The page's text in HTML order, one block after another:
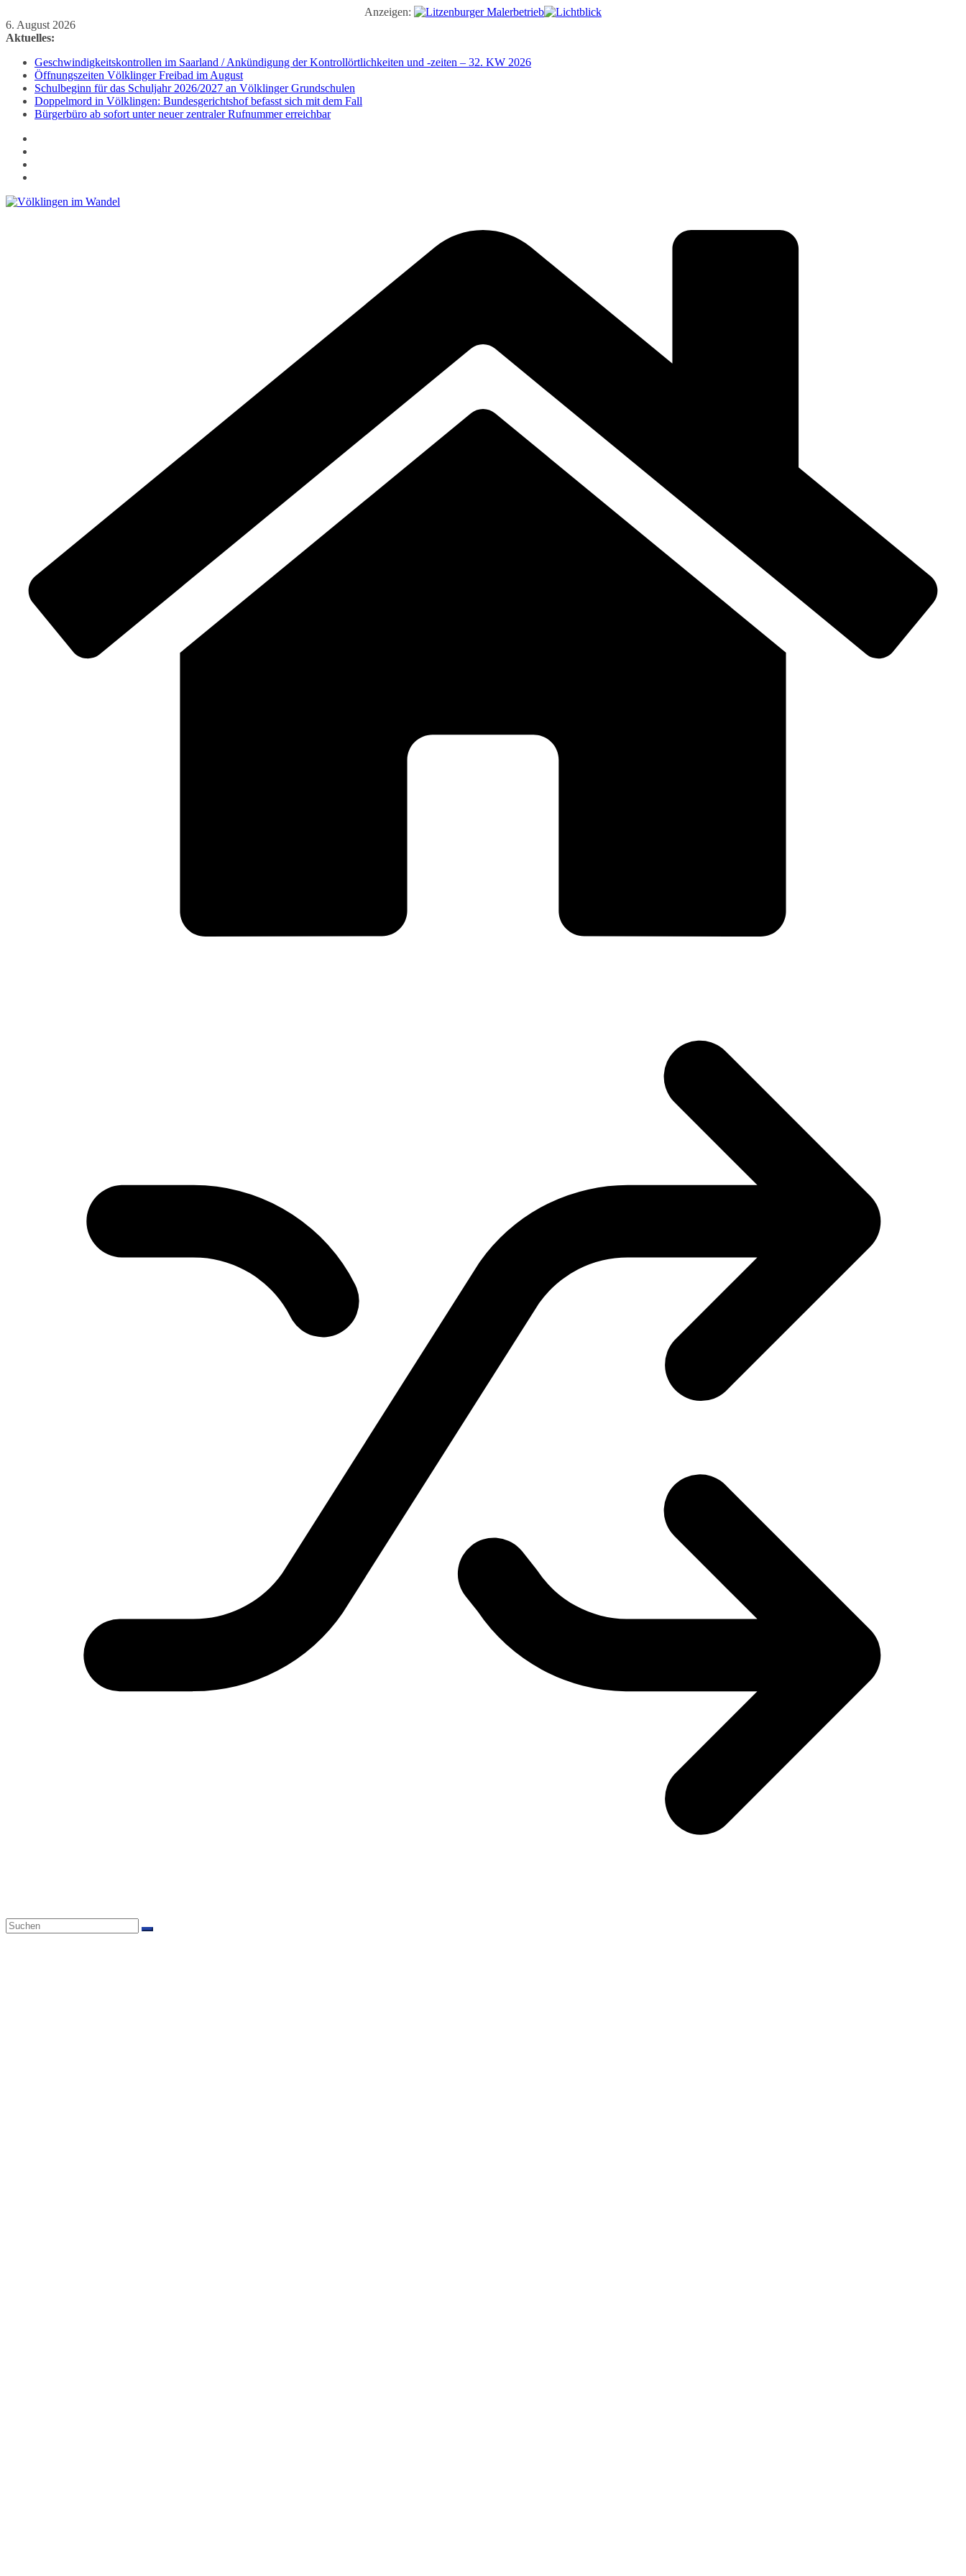
Anzeigen:
Zum
Inhalt
6. August 2026
Aktuelles:
Geschwindigkeitskontrollen im Saarland / Ankündigung der Kontrollörtlichkeiten und -zeiten – 32. KW 2026
Öffnungszeiten Völklinger Freibad im August
Schulbeginn für das Schuljahr 2026/2027 an Völklinger Grundschulen
Doppelmord in Völklingen: Bundesgerichtshof befasst sich mit dem Fall
Bürgerbüro ab sofort unter neuer zentraler Rufnummer erreichbar